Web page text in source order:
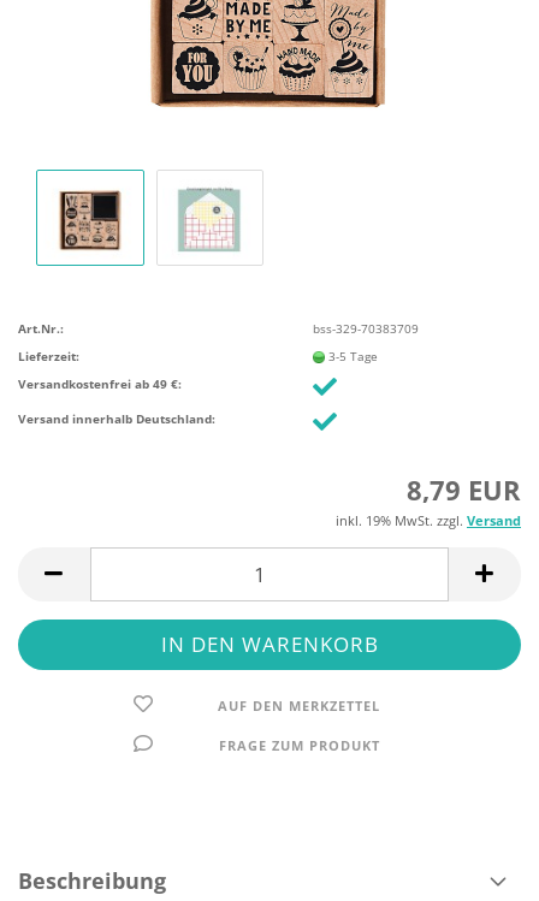
Art.Nr.:
bss-329-70383709
Lieferzeit:
3-5 Tage
Versandkostenfrei ab 49 €:
Versand innerhalb Deutschland:
8,79 EUR
inkl. 19% MwSt. zzgl. Versand
AUF DEN MERKZETTEL
FRAGE ZUM PRODUKT
Beschreibung